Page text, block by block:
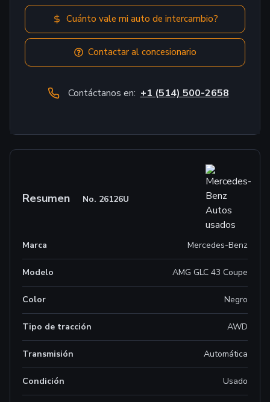
Cuánto vale mi auto de intercambio?
Contactar al concesionario
Contáctanos en: +1 (514) 500-2658
Resumen No. 26126U
Marca Mercedes-Benz
Modelo AMG GLC 43 Coupe
Color Negro
Tipo de tracción AWD
Transmisión Automática
Condición Usado